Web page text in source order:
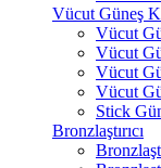
Vücut Güneş
Vücut
Vücut
Vücut
Vücut
Stick
Bronzlaştırıcı